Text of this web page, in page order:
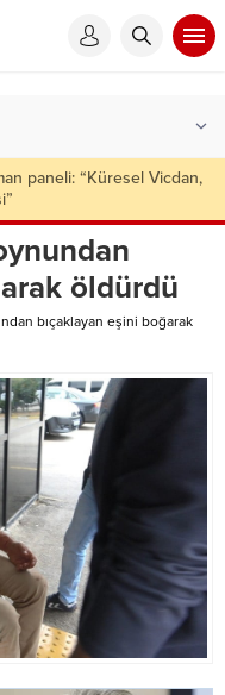
ruhsatsız silah ele geçirildi
öldürdü
bıçaklayan eşini boğarak